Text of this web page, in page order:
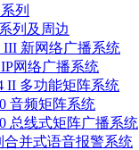
列
列及周边
III 新网络广播系统
网络广播系统
II 多功能矩阵系统
音频矩阵系统
总线式矩阵广播系统
合并式语音报警系统